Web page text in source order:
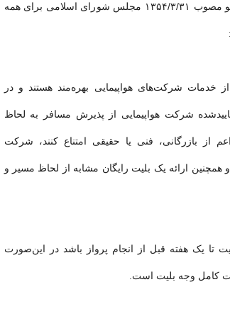
کشوری و ماده ۱۹ کنوانسیون ورشو مصوب ۱۳۵۴/۳/۳۱ مجلس شورای اسلامی برای همه
شرکت‌های هواپیمایی بهره‌مند هستند و در
شرکت هواپیمایی از پذیرش مسافر به لحاظ
از بازرگانی، فنی یا حقیقی امتناع کنند، شرکت
ارائه یک بلیت رایگان مشابه از لحاظ مسیر و
تا یک هفته قبل از انجام پرواز باشد در این‌صورت
کامل وجه بلیت است.